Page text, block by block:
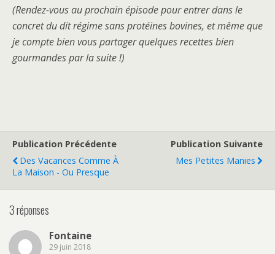
(Rendez-vous au prochain épisode pour entrer dans le
concret du dit régime sans protéines bovines, et même que
je compte bien vous partager quelques recettes bien
gourmandes par la suite !)
Publication Précédente
Des Vacances Comme À
La Maison - Ou Presque
Publication Suivante
Mes Petites Manies
3 réponses
Fontaine
29 juin 2018